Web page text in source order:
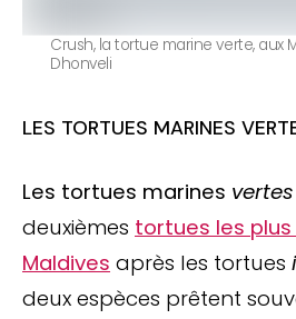
Crush, la tortue marine verte, aux
Dhonveli
LES TORTUES MARINES
Les tortues marines vertes
deuxièmes tortues les
Maldives après les tortues
deux espèces prêtent